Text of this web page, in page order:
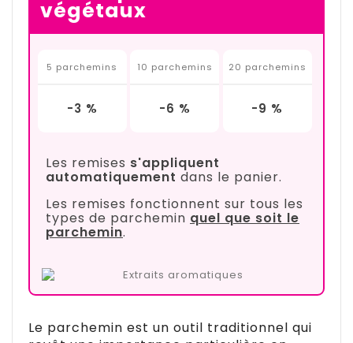
végétaux
5 parchemins
-3 %
10 parchemins
-6 %
20 parchemins
-9 %
Les remises s'appliquent
automatiquement dans le panier.
Les remises fonctionnent sur tous les
types de parchemin quel que soit le
parchemin.
Le parchemin est un outil traditionnel qui